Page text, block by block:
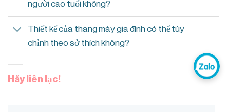
người cao tuổi không?
Thiết kế của thang máy gia đình có thể tùy
chỉnh theo sở thích không?
Hãy liên lạc!